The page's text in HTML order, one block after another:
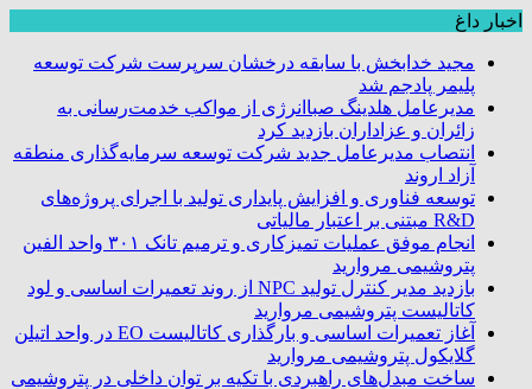
اخبار داغ
مجید خدابخش با سابقه درخشان سرپرست شرکت توسعه
پلیمر پادجم شد
مدیرعامل هلدینگ صباانرژی از مواکب خدمت‌رسانی به
زائران و عزاداران بازدید کرد
انتصاب مدیرعامل جدید شرکت توسعه سرمایه‌گذاری منطقه
آزاد اروند
توسعه فناوری و افزایش پایداری تولید با اجرای پروژه‌های
R&D مبتنی بر اعتبار مالیاتی
انجام موفق عملیات تمیزکاری و ترمیم تانک ۳۰۱ واحد الفین
پتروشیمی مروارید
بازدید مدیر کنترل تولید NPC از روند تعمیرات اساسی و لود
کاتالیست پتروشیمی مروارید
آغاز تعمیرات اساسی و بارگذاری کاتالیست EO در واحد اتیلن
گلایکول پتروشیمی مروارید
ساخت مبدل‌های راهبردی با تکیه بر توان داخلی در پتروشیمی